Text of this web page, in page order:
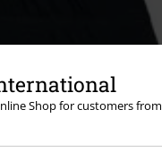
Shop for customers from